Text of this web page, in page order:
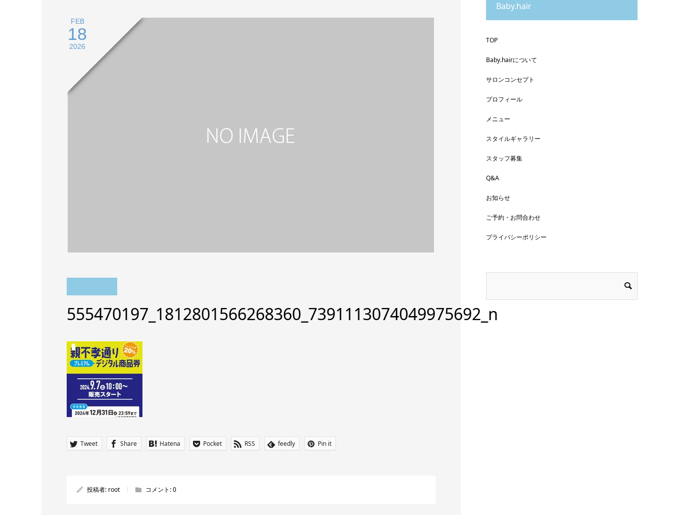
FEB
18
2026
555470197_1812801566268360_7391113074049975692_n
Tweet Share Hatena Pocket RSS feedly Pin it
投稿者: root コメント:0
Baby.hair
TOP
Baby.hairについて
サロンコンセプト
プロフィール
メニュー
スタイルギャラリー
スタッフ募集
Q&A
お知らせ
ご予約・お問合わせ
プライバシーポリシー